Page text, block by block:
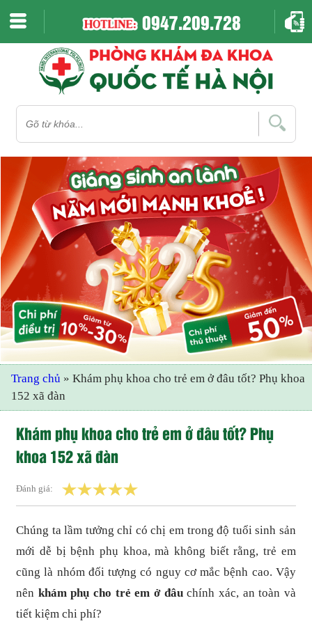
0947.209.728
Trang chủ »Khám phụ khoa cho trẻ em ở đâu tốt? Phụ khoa
152 xã đàn
Khám phụ khoa cho trẻ em ở đâu tốt? Phụ
khoa 152 xã đàn
Đánh giá:
Chúng ta lầm tưởng chỉ có chị em trong độ tuổi sinh sản
mới dễ bị bệnh phụ khoa, mà không biết rằng, trẻ em
cũng là nhóm đối tượng có nguy cơ mắc bệnh cao. Vậy
nên khám phụ cho trẻ em ở đâuchính xác, an toàn và
tiết kiệm chi phí?